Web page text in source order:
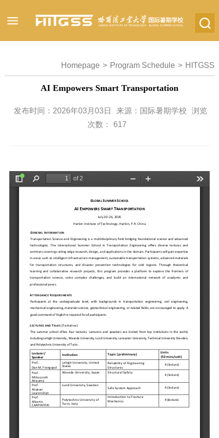
Homepage > Program Schedule > HITGSS
AI Empowers Smart Transportation
发布时间：2026年03月03日 来源：国际暑期学校
浏览
次数：
617